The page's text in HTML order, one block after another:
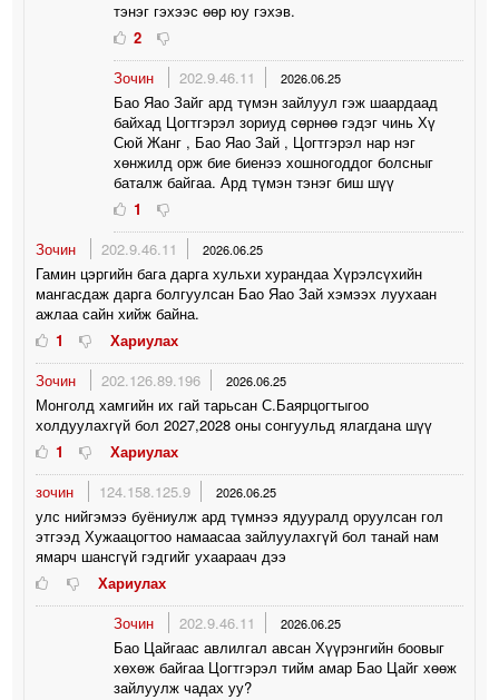
тэнэг гэхээс өөр юу гэхэв.
2
Зочин
202.9.46.11 2026.06.25
Бао Яао Зайг ард түмэн зайлуул гэж шаардаад
байхад Цогтгэрэл зориуд сөрнөө гэдэг чинь Хү
Сюй Жанг , Бао Яао Зай , Цогтгэрэл нар нэг
хөнжилд орж бие биенээ хошногоддог болсныг
баталж байгаа. Ард түмэн тэнэг биш шүү
1
Зочин
202.9.46.11 2026.06.25
Гамин цэргийн бага дарга хульхи хурандаа Хүрэлсүхийн
мангасдаж дарга болгуулсан Бао Яао Зай хэмээх луухаан
ажлаа сайн хийж байна.
1
Хариулах
Зочин
202.126.89.196 2026.06.25
Монголд хамгийн их гай тарьсан С.Баярцогтыгоо
холдуулахгүй бол 2027,2028 оны сонгуульд ялагдана шүү
1
Хариулах
зочин
124.158.125.9 2026.06.25
улс нийгэмээ буёниулж ард түмнээ ядууралд оруулсан гол
этгээд Хужаацогтоо намаасаа зайлуулахгүй бол танай нам
ямарч шансгүй гэдгийг ухаараач дээ
Хариулах
Зочин
202.9.46.11 2026.06.25
Бао Цайгаас авлилгал авсан Хүүрэнгийн боовыг
хөхөж байгаа Цогтгэрэл тийм амар Бао Цайг хөөж
зайлуулж чадах уу?